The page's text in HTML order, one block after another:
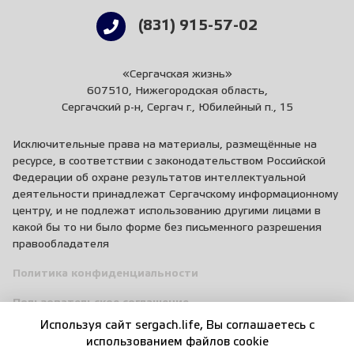
(831) 915-57-02
«Сергачская жизнь»
607510, Нижегородская область,
Сергачский р-н, Сергач г., Юбилейный п., 15
Исключительные права на материалы, размещённые на
ресурсе, в соответствии с законодательством Российской
Федерации об охране результатов интеллектуальной
деятельности принадлежат Сергачскому информационному
центру, и не подлежат использованию другими лицами в
какой бы то ни было форме без письменного разрешения
правообладателя
Политика конфиденциальности
Пользовательское соглашение
Правила общения
Используя сайт sergach.life, Вы соглашаетесь c
использованием файлов cookie